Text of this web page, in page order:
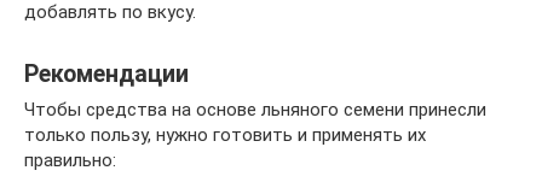
добавлять по вкусу.
Рекомендации
Чтобы средства на основе льняного семени принесли
только пользу, нужно готовить и применять их
правильно: